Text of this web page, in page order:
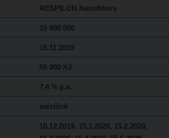
RESPILON Nanofibers
15 000 000
15.11.2019
50 000 Kč
7,4 % p.a.
měsíčně
15.12.2019, 15.1.2020, 15.2.2020,